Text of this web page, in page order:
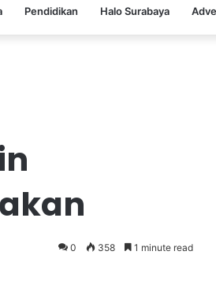
Pendidikan Halo Surabaya
0 358 1 minute read